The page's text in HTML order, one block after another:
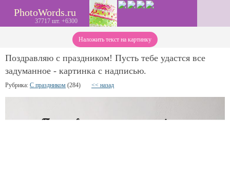
PhotoWords.ru
37717 шт. +6300
Наложить текст на картинку
Поздравляю с праздником! Пусть тебе удастся все
задуманное - картинка с надписью.
Рубрика: С праздником (284) << назад